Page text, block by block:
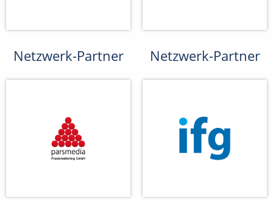
Netzwerk-Partner Netzwerk-Partner